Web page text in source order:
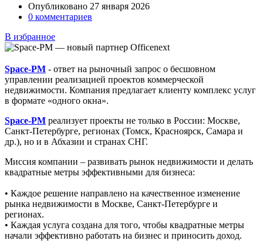
Опубликовано 27 января 2026
0 комментариев
В избранное
Space-PM - ответ на рыночный запрос о бесшовном
управлении реализацией проектов коммерческой
недвижимости. Компания предлагает клиенту комплекс услуг
в формате «одного окна».
Space-PM реализует проекты не только в России: Москве,
Санкт-Петербурге, регионах (Томск, Красноярск, Самара и
др.), но и в Абхазии и странах СНГ.
Миссия компании – развивать рынок недвижимости и делать
квадратные метры эффективными для бизнеса:
• Каждое решение направлено на качественное изменение
рынка недвижимости в Москве, Санкт-Петербурге и
регионах.
• Каждая услуга создана для того, чтобы квадратные метры
начали эффективно работать на бизнес и приносить доход.